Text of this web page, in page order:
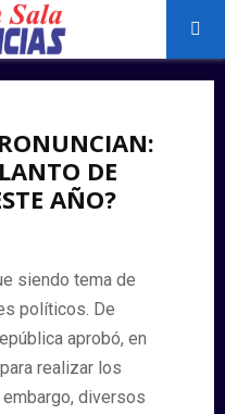
DE
AÑO?
siendo tema de
políticos. De
aprobó, en
realizar los
diversos